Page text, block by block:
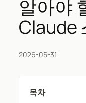
알아야
Claude
2026-05-31
목차